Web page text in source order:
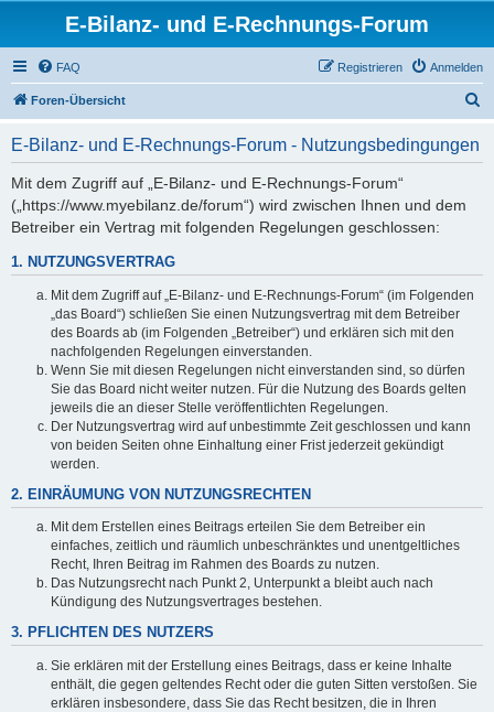
E-Bilanz- und E-Rechnungs-Forum
FAQ Anmelden
Registrieren
Foren-Übersicht
E-Bilanz- und E-Rechnungs-Forum - Nutzungsbedingungen
Mit dem Zugriff auf „E-Bilanz- und E-Rechnungs-Forum“
(„https://www.myebilanz.de/forum“) wird zwischen Ihnen und dem
Betreiber ein Vertrag mit folgenden Regelungen geschlossen:
1. NUTZUNGSVERTRAG
Mit dem Zugriff auf „E-Bilanz- und E-Rechnungs-Forum“ (im Folgenden
„das Board“) schließen Sie einen Nutzungsvertrag mit dem Betreiber
des Boards ab (im Folgenden „Betreiber“) und erklären sich mit den
nachfolgenden Regelungen einverstanden.
Wenn Sie mit diesen Regelungen nicht einverstanden sind, so dürfen
Sie das Board nicht weiter nutzen. Für die Nutzung des Boards gelten
jeweils die an dieser Stelle veröffentlichten Regelungen.
Der Nutzungsvertrag wird auf unbestimmte Zeit geschlossen und kann
von beiden Seiten ohne Einhaltung einer Frist jederzeit gekündigt
werden.
2. EINRÄUMUNG VON NUTZUNGSRECHTEN
Mit dem Erstellen eines Beitrags erteilen Sie dem Betreiber ein
einfaches, zeitlich und räumlich unbeschränktes und unentgeltliches
Recht, Ihren Beitrag im Rahmen des Boards zu nutzen.
Das Nutzungsrecht nach Punkt 2, Unterpunkt a bleibt auch nach
Kündigung des Nutzungsvertrages bestehen.
3. PFLICHTEN DES NUTZERS
Sie erklären mit der Erstellung eines Beitrags, dass er keine Inhalte
enthält, die gegen geltendes Recht oder die guten Sitten verstoßen. Sie
erklären insbesondere, dass Sie das Recht besitzen, die in Ihren